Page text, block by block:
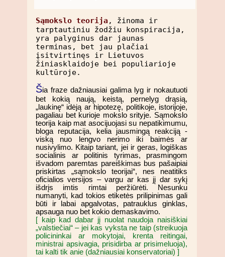
Sąmokslo teorija, žinoma ir
tarptautiniu žodžiu konspiracija,
yra palyginus dar jaunas
terminas, bet jau plačiai
įsitvirtinęs ir Lietuvos
žiniasklaidoje bei populiarioje
kultūroje.
Šia fraze dažniausiai galima lyg ir nokautuoti
bet kokią naują, keistą, pernelyg drąsią,
„laukinę“ idėją ar hipotezę, politikoje, istorijoje,
pagaliau bet kurioje mokslo srityje. Sąmokslo
teorija kaip mat asocijuojasi su nepatikimumu,
bloga reputacija, kelia jausmingą reakciją -
viską nuo lengvo nerimo iki baimės ar
nusivylimo. Kitaip tariant, jei ir geras, logiškas
socialinis ar politinis tyrimas, prasmingom
išvadom paremtas pareiškimas bus pašaipiai
priskirtas „sąmokslo teorijai“, nes neatitiks
oficialios versijos – vargu ar kas jį dar sykį
išdrįs imtis rimtai peržiūrėti. Nesunku
numanyti, kad tokios etiketės prilipinimas gali
būti ir labai apgalvotas, patrauklus ginklas,
apsauga nuo bet kokio demaskavimo.
[ kaip kad dabar jį nuolat naudoja naisiškiai
„valstiečiai“ – jei kas vyksta ne taip (streikuoja
policininkai ar mokytojai, krenta reitingai,
ministrai apsivagia, prisidirba ar prisimeluoja),
tai kalti tik anie (dažniausiai konservatoriai) ]